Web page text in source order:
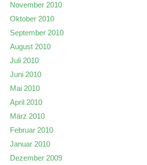
November 2010
Oktober 2010
September 2010
August 2010
Juli 2010
Juni 2010
Mai 2010
April 2010
März 2010
Februar 2010
Januar 2010
Dezember 2009